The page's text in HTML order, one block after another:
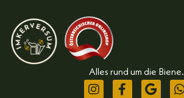
Alles rund um die Biene.